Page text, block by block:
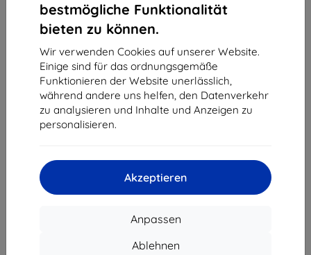
bestmögliche Funktionalität
bieten zu können.
Wir verwenden Cookies auf unserer Website.
Einige sind für das ordnungsgemäße
Funktionieren der Website unerlässlich,
während andere uns helfen, den Datenverkehr
zu analysieren und Inhalte und Anzeigen zu
personalisieren.
Akzeptieren
Anpassen
Ablehnen
In den Warenkorb
Massenrabatt
2Stck.
10%
11,61 €/Stck.
Lieferung 14. August - 17. August
Lieferung ab3,90 € (Frei von 80,00 €)
Hüllen + Displayschutz